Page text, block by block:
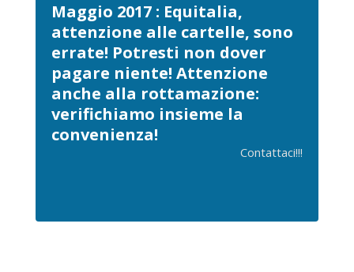
Maggio 2017 : Equitalia,
attenzione alle cartelle, sono
errate! Potresti non dover
pagare niente! Attenzione
anche alla rottamazione:
verifichiamo insieme la
convenienza!
Contattaci!!!